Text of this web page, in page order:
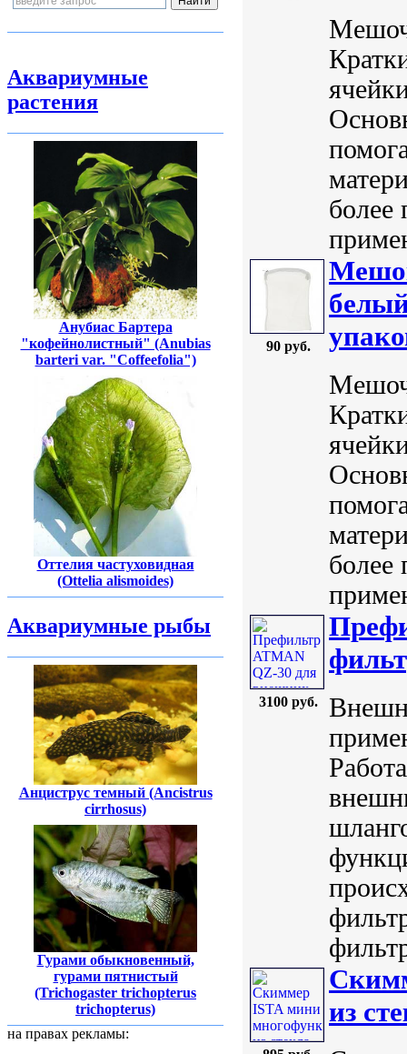
Аквариумные
растения
Анубиас Бартера
"кофейнолистный" (Anubias
barteri var. "Coffeefolia")
Оттелия частуховидная
(Ottelia alismoides)
Аквариумные рыбы
Анциструс темный (Ancistrus
cirrhosus)
Гурами обыкновенный,
гурами пятнистый
(Trichogaster trichopterus
trichopterus)
на правах рекламы:
более
90 руб.
более
3100 руб.
из